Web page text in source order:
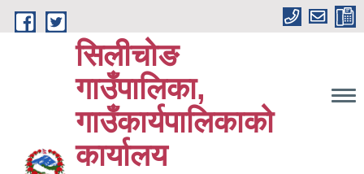
Skip to main content
सिलीचोङ
गाउँपालिका,
गाउँकार्यपालिकाको
कार्यालय